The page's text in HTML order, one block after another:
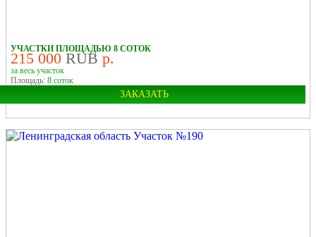
УЧАСТКИ ПЛОЩАДЬЮ 8 СОТОК
215 000 RUB р.
за весь участок
Площадь: 8 соток
ЗАКАЗАТЬ
Город: Старая Русса